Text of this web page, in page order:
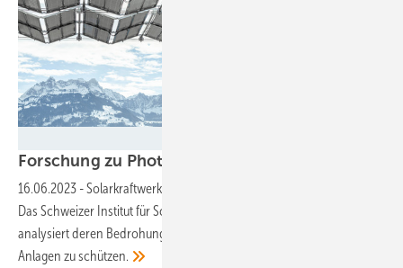
Forschung zu Photovoltaik unter
16.06.2023 -Solarkraftwerke in den Alpen versprechen hohe Erträge.
Das Schweizer Institut für Schnee- und Lawinenforschung SLF
analysiert deren Bedrohung durch alpine Gefahren und hilft, die
Anlagen zuschützen.